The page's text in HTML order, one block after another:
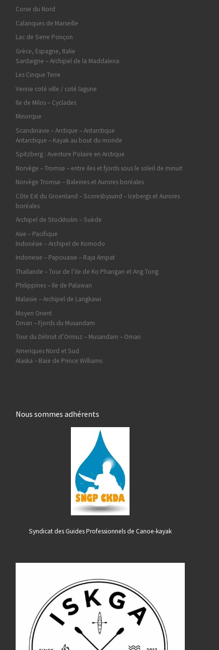
Corse du Nord
Calanques de Marseille
Lac de Serre Ponçon
Grèce, Espagne, Italie
Sardaigne – Archipel de la Maddalena
Les Cinque Terre
Venise coté ville / coté lagune
Ile de Milos – Cyclades
Minorque
Scandinavie – Arctique – Antarctique
Antarctique – Kayak au bout du monde
Spitzberg : Aventure Polaire en Arctique
Norvège – Tromsø – entre iles et fjords sous le soleil de minuit
Norvège Tromsø – Baleines et Aurores boréales
Côte Est du Groenland – Scoresbysund – Icebergs et Aurores
boréales
Archipel de Stockholm – Suède
Asie – Pacifique
Indonésie – Archipel de Komodo
Indonesie – Papouasie – Raja Ampat
Thaïlande – Tour de l’ile de Ko Phangan et Ang Tong
Philippines – Ile de Palawan
Malaisie – Archipel de Langkawi
Moyen Orient
Oman – Fjords du Musandam
Tour du Détroit d’Ormuz – Musandam – Oman
Ameriques Nord et Sud
Alaska – Baie de Prince Williams
Nous sommes adhérents
Syndicat des Guides Professionnels de Canoe-kayak